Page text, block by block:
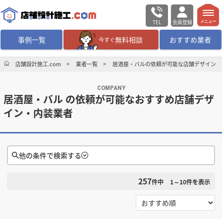
TEL 会員登録
事例一覧 今すぐ無料相談 おすすめ業者
無料相談 ログイン／会員登録
デザイン設計・施工 業者を探す
店舗・商業施設の施工事例を探す
マッチング案件一覧
メニュー
店舗設計施工.com 業者一覧 居酒屋・バルの依頼が可能な店舗デザイン
COMPANY
居酒屋・バル の依頼が可能なおすすめ店舗デザ
イン・内装業者
他の条件で検索する
257件中 1～10件を表示